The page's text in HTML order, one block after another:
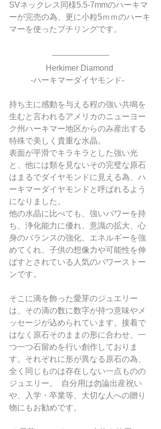
SVネックレス同様5.5-7mmのハーキマ
ーが完売の為、更に小粒5ｍｍのハーキ
マーを使ったプチリングです。
Herkimer Diamond
-ハーキマーダイヤモンド-
持ち主に感動を与える程の強い共鳴を
生むと言われるアメリカのニューヨー
ク州ハーキマー地区からのみ産出する
特殊で美しく貴重な水晶。
表面が平滑でキラキラとした強い光
と、他には類を見ないその完璧な原石
はまるでダイヤモンドに見える為、ハ
ーキマーダイヤモンドと呼ばれるよう
になりました。
他の水晶に比べても、強いパワーを持
ち、浄化能力に優れ、意識の拡大、心
身のバランスの強化、エネルギーを強
めてくれ、子供の想像力や可能性を伸
ばすとされている人気のパワーストー
ンです。
そこに滴を飾った愛芽のジュエリー
は、その滴の数に数字が持つ意味やメ
ッセージが込められています。接着で
はなく原石そのままの形に合わせ、一
つ一つ石留めを行い創作しておりま
す。それぞれに形が異なる原石の為、
全く同じものは存在しない一点ものの
ジュエリー。  自分用は勿論出産祝い
や、入学・卒業等、大切な人への贈り
物にもお勧めです。